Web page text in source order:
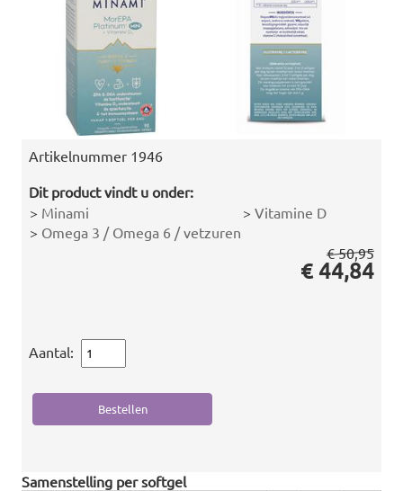
Artikelnummer 1946
Dit product vindt u onder:
> Minami > Vitamine D
> Omega 3 / Omega 6 / vetzuren
€ 50,95
€ 44,84
Aantal:
Samenstelling per softgel